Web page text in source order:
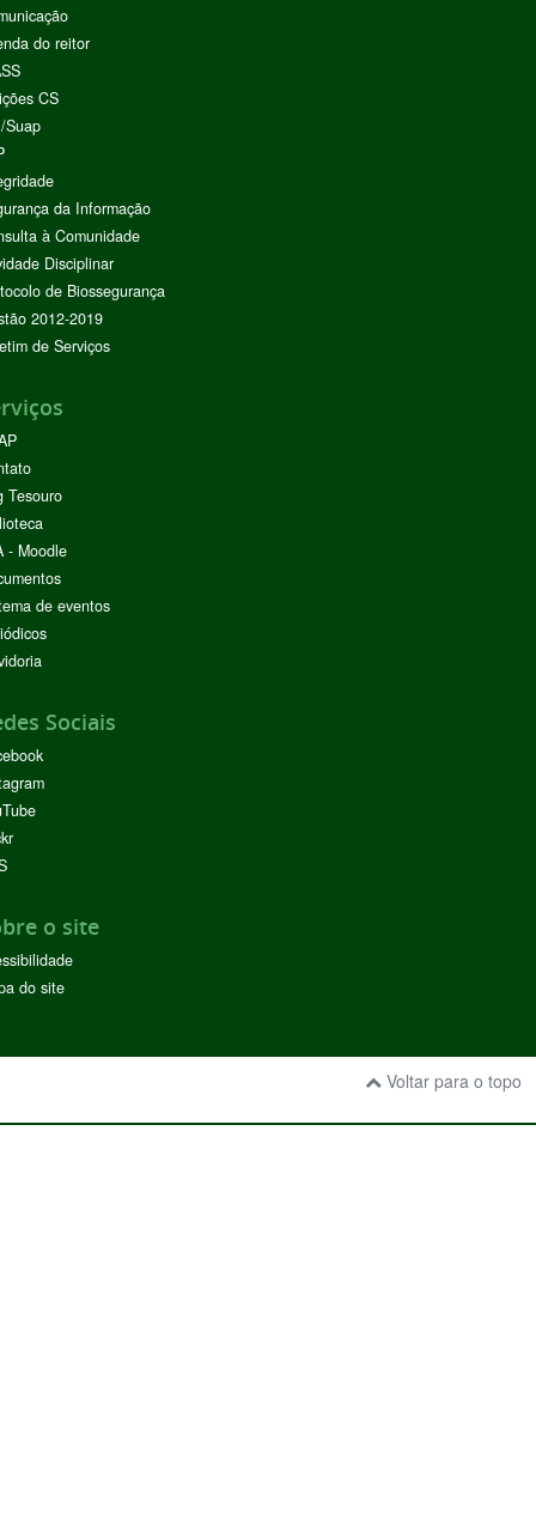
do reitor
CS
Suap
da Informação
à Comunidade
Disciplinar
de Biossegurança
2012-2019
de Serviços
Tesouro
- Moodle
de eventos
Sociais
o site
do site
Voltar para o topo